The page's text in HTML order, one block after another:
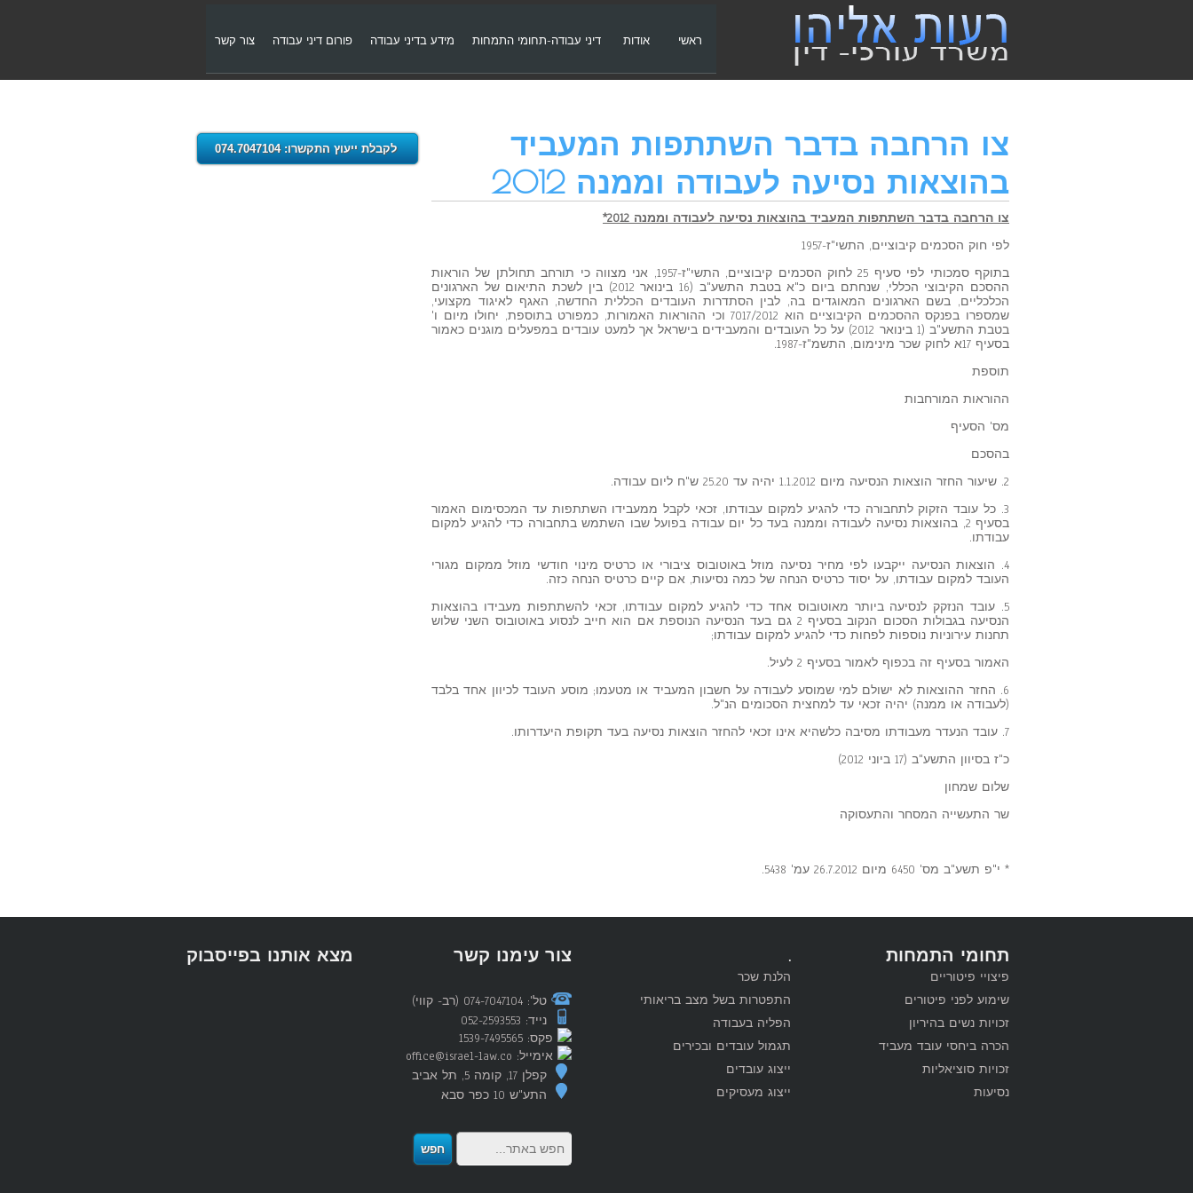
ראשי אודות דיני עבודה-תחומי התמחות מידע בדיני עבודה פורום דיני עבודה צור קשר
צו הרחבה בדבר השתתפות המעביד
בהוצאות נסיעה לעבודה וממנה 2012
צו הרחבה בדבר השתתפות המעביד בהוצאות נסיעה לעבודה וממנה 2012*
לפי חוק הסכמים קיבוציים, התשי"ז-1957
בתוקף סמכותי לפי סעיף 25 לחוק הסכמים קיבוציים, התשי"ז-1957, אני מצווה כי תורחב תחולתן של הוראות
ההסכם הקיבוצי הכללי, שנחתם ביום כ"א בטבת התשע"ב (16 בינואר 2012) בין לשכת התיאום של הארגונים
הכלכליים, בשם הארגונים המאוגדים בה, לבין הסתדרות העובדים הכללית החדשה, האגף לאיגוד מקצועי,
שמספרו בפנקס ההסכמים הקיבוציים הוא 7017/2012 וכי ההוראות האמורות, כמפורט בתוספת, יחולו מיום ו'
בטבת התשע"ב (1 בינואר 2012) על כל העובדים והמעבידים בישראל אך למעט עובדים במפעלים מוגנים כאמור
בסעיף 17א לחוק שכר מינימום, התשמ"ז-1987.
תוספת
ההוראות המורחבות
מס' הסעיף
בהסכם
2. שיעור החזר הוצאות הנסיעה מיום 1.1.2012 יהיה עד 25.20 ש"ח ליום עבודה.
3. כל עובד הזקוק לתחבורה כדי להגיע למקום עבודתו, זכאי לקבל ממעבידו השתתפות עד המכסימום האמור
בסעיף 2, בהוצאות נסיעה לעבודה וממנה בעד כל יום עבודה בפועל שבו השתמש בתחבורה כדי להגיע למקום
עבודתו.
4. הוצאות הנסיעה ייקבעו לפי מחיר נסיעה מוזל באוטובוס ציבורי או כרטיס מינוי חודשי מוזל ממקום מגורי
העובד למקום עבודתו, על יסוד כרטיס הנחה של כמה נסיעות, אם קיים כרטיס הנחה כזה.
5. עובד הנזקק לנסיעה ביותר מאוטובוס אחד כדי להגיע למקום עבודתו, זכאי להשתתפות מעבידו בהוצאות
הנסיעה בגבולות הסכום הנקוב בסעיף 2 גם בעד הנסיעה הנוספת אם הוא חייב לנסוע באוטובוס השני שלוש
תחנות עירוניות נוספות לפחות כדי להגיע למקום עבודתו;
האמור בסעיף זה בכפוף לאמור בסעיף 2 לעיל.
6. החזר ההוצאות לא ישולם למי שמוסע לעבודה על חשבון המעביד או מטעמו; מוסע העובד לכיוון אחד בלבד
(לעבודה או ממנה) יהיה זכאי עד למחצית הסכומים הנ"ל.
7. עובד הנעדר מעבודתו מסיבה כלשהיא אינו זכאי להחזר הוצאות נסיעה בעד תקופת היעדרותו.
כ"ז בסיוון התשע"ב (17 ביוני 2012)
שלום שמחון
שר התעשייה המסחר והתעסוקה
* י"פ תשע"ב מס' 6450 מיום 26.7.2012 עמ' 5438.
תחומי התמחות
פיצויי פיטוריים
שימוע לפני פיטורים
זכויות נשים בהיריון
הכרה ביחסי עובד מעביד
זכויות סוציאליות
נסיעות
.
הלנת שכר
התפטרות בשל מצב בריאותי
הפליה בעבודה
תגמול עובדים ובכירים
ייצוג עובדים
ייצוג מעסיקים
צור עימנו קשר
טל': 074-7047104 (רב- קווי)
נייד: 052-2593553
פקס: 1539-7495565
אימייל: office@israel-law.co
קפלן 17, קומה 5, תל אביב
התע"ש 10 כפר סבא
מצא אותנו בפייסבוק